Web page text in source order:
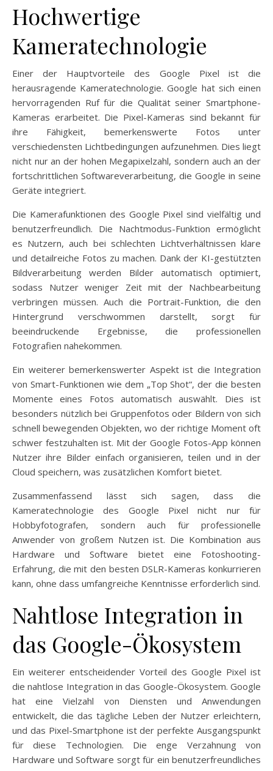
Hochwertige
Kameratechnologie
Einer der Hauptvorteile des Google Pixel ist die
herausragende Kameratechnologie. Google hat sich einen
hervorragenden Ruf für die Qualität seiner Smartphone-
Kameras erarbeitet. Die Pixel-Kameras sind bekannt für
ihre Fähigkeit, bemerkenswerte Fotos unter
verschiedensten Lichtbedingungen aufzunehmen. Dies liegt
nicht nur an der hohen Megapixelzahl, sondern auch an der
fortschrittlichen Softwareverarbeitung, die Google in seine
Geräte integriert.
Die Kamerafunktionen des Google Pixel sind vielfältig und
benutzerfreundlich. Die Nachtmodus-Funktion ermöglicht
es Nutzern, auch bei schlechten Lichtverhältnissen klare
und detailreiche Fotos zu machen. Dank der KI-gestützten
Bildverarbeitung werden Bilder automatisch optimiert,
sodass Nutzer weniger Zeit mit der Nachbearbeitung
verbringen müssen. Auch die Portrait-Funktion, die den
Hintergrund verschwommen darstellt, sorgt für
beeindruckende Ergebnisse, die professionellen
Fotografien nahekommen.
Ein weiterer bemerkenswerter Aspekt ist die Integration
von Smart-Funktionen wie dem „Top Shot“, der die besten
Momente eines Fotos automatisch auswählt. Dies ist
besonders nützlich bei Gruppenfotos oder Bildern von sich
schnell bewegenden Objekten, wo der richtige Moment oft
schwer festzuhalten ist. Mit der Google Fotos-App können
Nutzer ihre Bilder einfach organisieren, teilen und in der
Cloud speichern, was zusätzlichen Komfort bietet.
Zusammenfassend lässt sich sagen, dass die
Kameratechnologie des Google Pixel nicht nur für
Hobbyfotografen, sondern auch für professionelle
Anwender von großem Nutzen ist. Die Kombination aus
Hardware und Software bietet eine Fotoshooting-
Erfahrung, die mit den besten DSLR-Kameras konkurrieren
kann, ohne dass umfangreiche Kenntnisse erforderlich sind.
Nahtlose Integration in
das Google-Ökosystem
Ein weiterer entscheidender Vorteil des Google Pixel ist
die nahtlose Integration in das Google-Ökosystem. Google
hat eine Vielzahl von Diensten und Anwendungen
entwickelt, die das tägliche Leben der Nutzer erleichtern,
und das Pixel-Smartphone ist der perfekte Ausgangspunkt
für diese Technologien. Die enge Verzahnung von
Hardware und Software sorgt für ein benutzerfreundliches